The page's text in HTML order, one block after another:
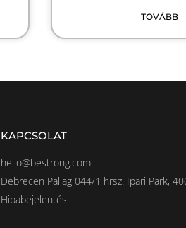
TOVÁBB
KAPCSOLAT
hello@bestrong.com
Debrecen Pallag 044/1 hrsz. Ipari Park,
Hibabejelentés